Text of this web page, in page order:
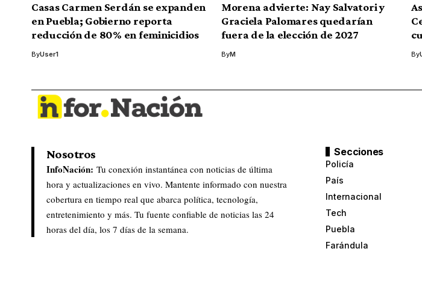
Casas Carmen Serdán se expanden
en Puebla; Gobierno reporta
reducción de 80% en feminicidios
ByUser1
Morena advierte: Nay Salvatori y
Graciela Palomares quedarían
fuera de la elección de 2027
ByM By
Nosotros
InfoNación: Tu conexión instantánea con noticias de última
hora y actualizaciones en vivo. Mantente informado con nuestra
cobertura en tiempo real que abarca política, tecnología,
entretenimiento y más. Tu fuente confiable de noticias las 24
horas del día, los 7 días de la semana.
Secciones
Policía
País
Internacional
Tech
Puebla
Farándula